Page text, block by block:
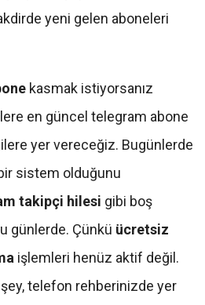
yeni gelen aboneleri
kasmak istiyorsanız
en güncel telegram abone
yer vereceğiz. Bugünlerde
bir sistem olduğunu
takipçi hilesi gibi boş
günlerde. Çünkü ücretsiz
işlemleri henüz aktif değil.
telefon rehberinizde yer